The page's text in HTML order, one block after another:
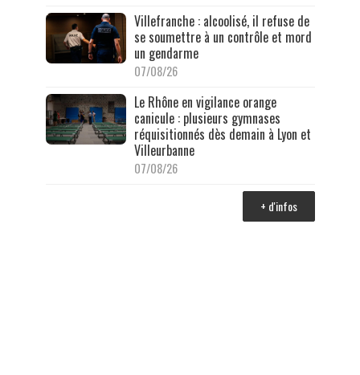
Villefranche : alcoolisé, il refuse de
se soumettre à un contrôle et mord
un gendarme
07/08/26
Le Rhône en vigilance orange
canicule : plusieurs gymnases
réquisitionnés dès demain à Lyon et
Villeurbanne
07/08/26
+ d'infos